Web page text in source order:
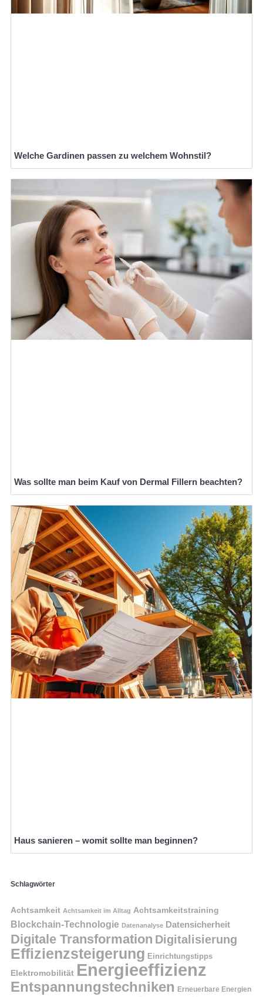
Welche Gardinen passen zu welchem Wohnstil?
Was sollte man beim Kauf von Dermal Fillern beachten?
Haus sanieren – womit sollte man beginnen?
Schlagwörter
Achtsamkeit Achtsamkeit im Alltag Achtsamkeitstraining
Blockchain-Technologie Datenanalyse Datensicherheit
Digitale Transformation Digitalisierung
Effizienzsteigerung Einrichtungstipps
Elektromobilität Energieeffizienz
Entspannungstechniken Erneuerbare Energien